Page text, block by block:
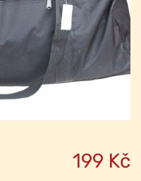
199 Kč